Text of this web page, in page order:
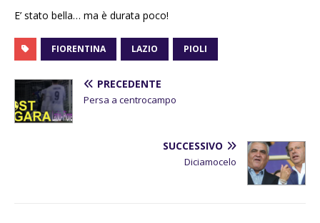
E’ stato bella… ma è durata poco!
FIORENTINA LAZIO PIOLI
PRECEDENTE
Persa a centrocampo
SUCCESSIVO
Diciamocelo